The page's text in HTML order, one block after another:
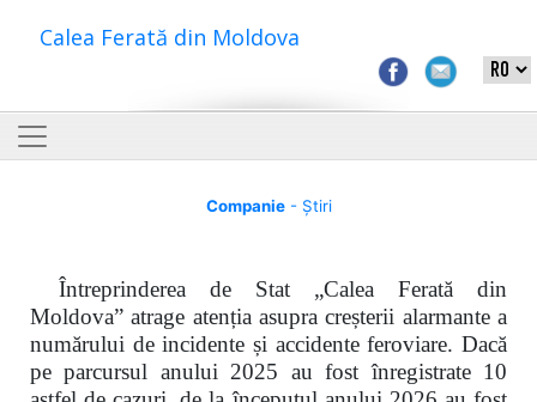
Calea Ferată din Moldova
Companie- Știri
Întreprinderea de Stat „Calea Ferată din
Moldova” atrage atenția asupra creșterii alarmante a
numărului de incidente și accidente feroviare. Dacă
pe parcursul anului 2025 au fost înregistrate 10